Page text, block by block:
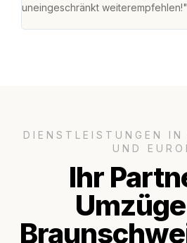
uneingeschränkt weiterempfehlen!"
DIENSTLEISTUNGEN IN
UND
Ihr